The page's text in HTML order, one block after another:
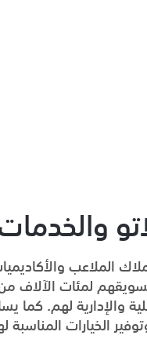
الملاعب
لمئات الآلاف
والإدارية لهم.
الخيارات